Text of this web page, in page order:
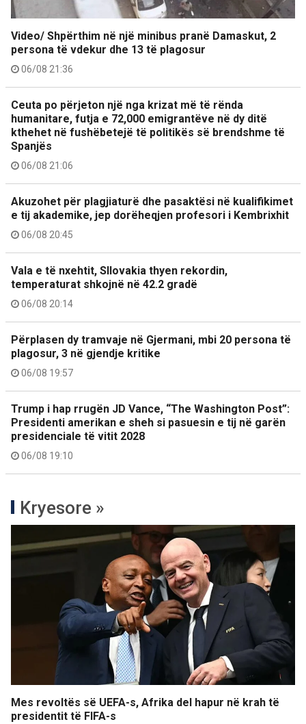
Video/ Shpërthim në një minibus pranë Damaskut, 2
persona të vdekur dhe 13 të plagosur
06/08 21:36
Ceuta po përjeton një nga krizat më të rënda
humanitare, futja e 72,000 emigrantëve në dy ditë
kthehet në fushëbetejë të politikës së brendshme të
Spanjës
06/08 21:06
Akuzohet për plagjiaturë dhe pasaktësi në kualifikimet
e tij akademike, jep dorëheqjen profesori i Kembrixhit
06/08 20:45
Vala e të nxehtit, Sllovakia thyen rekordin,
temperaturat shkojnë në 42.2 gradë
06/08 20:14
Përplasen dy tramvaje në Gjermani, mbi 20 persona të
plagosur, 3 në gjendje kritike
06/08 19:57
Trump i hap rrugën JD Vance, “The Washington Post”:
Presidenti amerikan e sheh si pasuesin e tij në garën
presidenciale të vitit 2028
06/08 19:10
Kryesore »
Mes revoltës së UEFA-s, Afrika del hapur në krah të
presidentit të FIFA-s